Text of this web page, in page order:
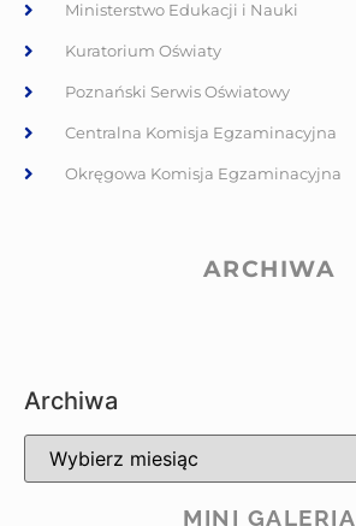
Ministerstwo Edukacji i Nauki
Kuratorium Oświaty
Poznański Serwis Oświatowy
Centralna Komisja Egzaminacyjna
Okręgowa Komisja Egzaminacyjna
ARCHIWA
Archiwa
MINI GALERIA